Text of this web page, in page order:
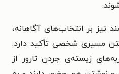
نیز بر انتخاب‌های آگاهانه،
مسیری شخصی تأکید دارد.
زیسته‌ی جردن تارور از